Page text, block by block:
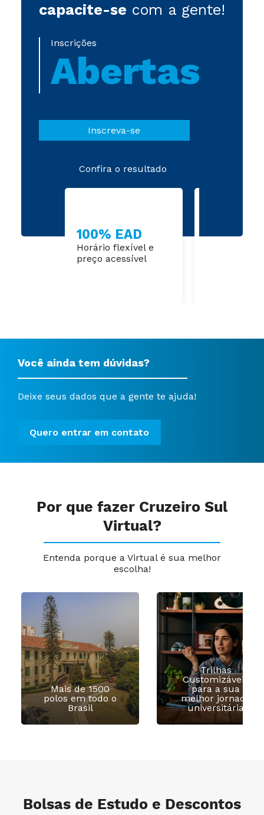
capacite-se com a gente!
Inscrições
Abertas
Inscreva-se
Confira o resultado
100% EAD
Horário flexível e
preço acessível
6 meses
Você ainda tem dúvidas?
Deixe seus dados que a gente te ajuda!
Quero entrar em contato
Por que fazer Cruzeiro Sul
Virtual?
Entenda porque a Virtual é sua melhor
escolha!
Mais de 1500
polos em todo o
Brasil
Trilhas
Customizáveis
para a sua
melhor jornada
universitária
Bolsas de Estudo e Descontos